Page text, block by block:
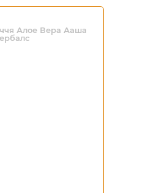
Алое Вера Ааша